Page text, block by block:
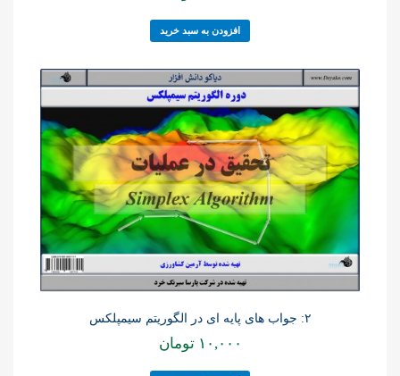
افزودن به سبد خرید
۲: جواب های پایه ای در الگوریتم سیمپلکس
۱۰,۰۰۰ تومان